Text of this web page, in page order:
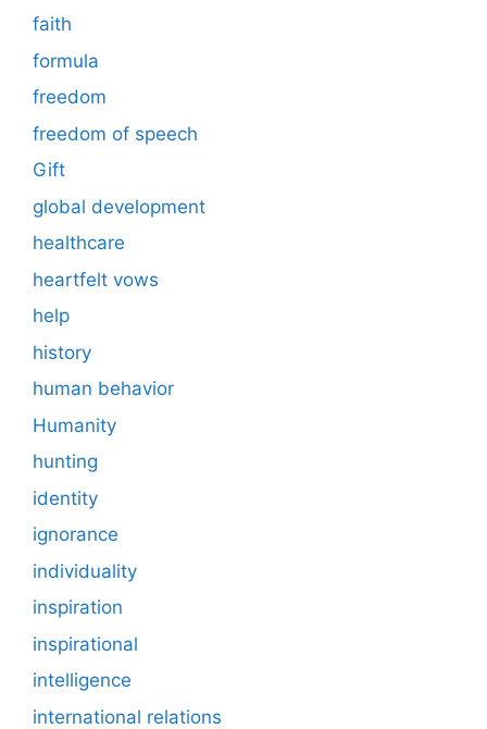
faith
formula
freedom
freedom of speech
Gift
global development
healthcare
heartfelt vows
help
history
human behavior
Humanity
hunting
identity
ignorance
individuality
inspiration
inspirational
intelligence
international relations